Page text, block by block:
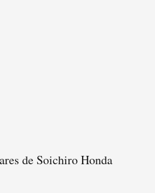
de Soichiro Honda